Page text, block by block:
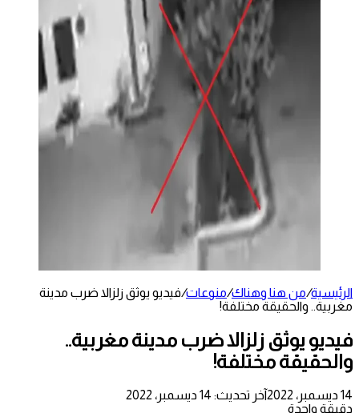
الرئيسية/من هنا وهناك/منوعات/فيديو يوثق زلزالا ضرب مدينة
مغربية.. والحقيقة مختلفة!
فيديو يوثق زلزالا ضرب مدينة مغربية..
والحقيقة مختلفة!
14 ديسمبر، 2022
آخر تحديث: 14 ديسمبر، 2022
دقيقة واحدة